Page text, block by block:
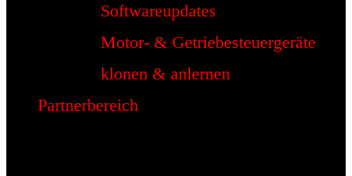
Softwareupdates
Motor- & Getriebesteuergeräte
klonen & anlernen
Partnerbereich